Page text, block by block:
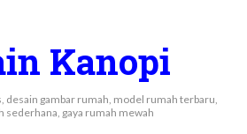
Kanopi
desain gambar rumah, model rumah terbaru,
sederhana, gaya rumah mewah